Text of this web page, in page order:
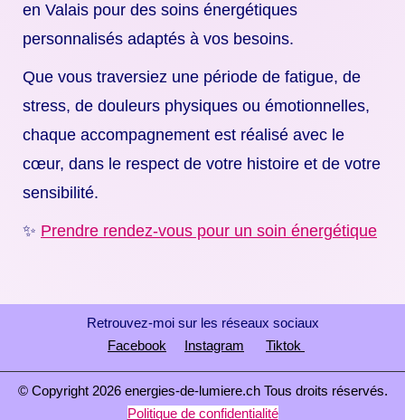
en Valais pour des soins énergétiques
personnalisés adaptés à vos besoins.
Que vous traversiez une période de fatigue, de
stress, de douleurs physiques ou émotionnelles,
chaque accompagnement est réalisé avec le
cœur, dans le respect de votre histoire et de votre
sensibilité.
✨ Prendre rendez-vous pour un soin énergétique
Retrouvez-moi sur les réseaux sociaux
Facebook
Instagram Tiktok
© Copyright 2026 energies-de-lumiere.ch Tous droits réservés.
Politique de confidentialité